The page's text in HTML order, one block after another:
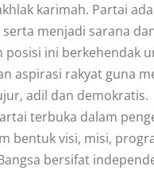
karimah. Partai
menjadi sarana
ini berkehendak
aspirasi rakyat guna
adil dan demokratis.
terbuka dalam
bentuk visi, misi,
bersifat